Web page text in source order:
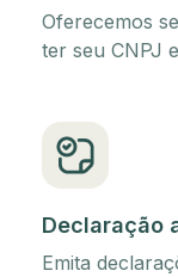
Oferecemos
ter seu CNPJ
Declaração
Emita